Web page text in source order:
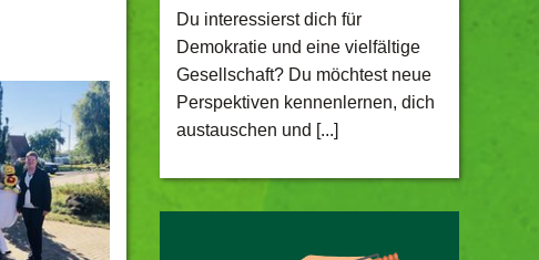
Du interessierst dich für
Demokratie und eine vielfältige
Gesellschaft? Du möchtest neue
Perspektiven kennenlernen, dich
austauschen und [...]